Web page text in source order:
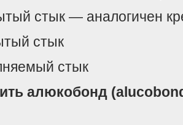
стык — аналогичен
стык
стык
алюкобонд